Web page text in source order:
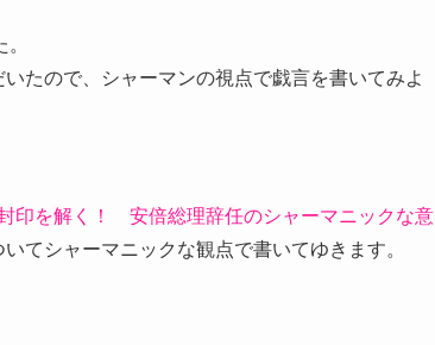
たので、シャーマンの視点で戯言を書いてみよ
印を解く！ 安倍総理辞任のシャーマニックな意
てシャーマニックな観点で書いてゆきます。